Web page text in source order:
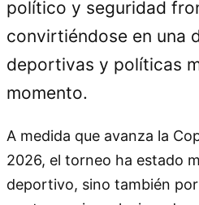
político y seguridad
convirtiéndose en una
deportivas y políticas
momento.
A medida que avanza la
2026, el torneo ha estado
deportivo, sino también